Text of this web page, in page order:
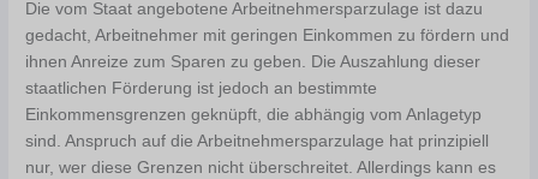
Die vom Staat angebotene Arbeitnehmersparzulage ist dazu
gedacht, Arbeitnehmer mit geringen Einkommen zu fördern und
ihnen Anreize zum Sparen zu geben. Die Auszahlung dieser
staatlichen Förderung ist jedoch an bestimmte
Einkommensgrenzen geknüpft, die abhängig vom Anlagetyp
sind. Anspruch auf die Arbeitnehmersparzulage hat prinzipiell
nur, wer diese Grenzen nicht überschreitet. Allerdings kann es